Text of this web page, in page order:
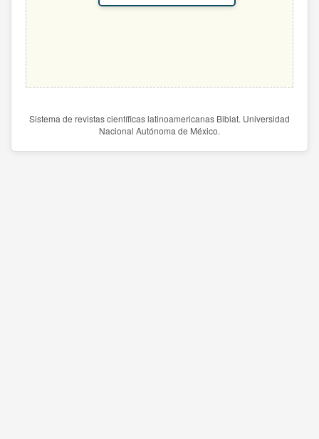
Sistema de revistas científicas latinoamericanas Biblat. Universidad
Nacional Autónoma de México.